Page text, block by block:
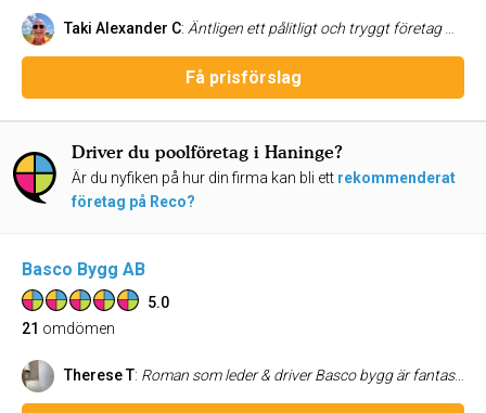
Taki Alexander C: Äntligen ett pålitligt och tryggt företag med kunnig projektledare som lyssnar och kommer med adekvata lösningar! Snickarna erfarna och jobbar snabbt med kvalitet! Mer än nöjd
Få prisförslag
Driver du poolföretag i Haninge?
Är du nyfiken på hur din firma kan bli ett rekommenderat
företag på Reco?
Basco Bygg AB
5.0
21 omdömen
Therese T: Roman som leder & driver Basco bygg är fantastisk! Han, tillsammans med hans killar renoverade alla rum (kök, hall, sovrum, vardagsrum & badrum, ink el, golv & tak) i min lägenhet under aug & sep 2022. Jag fick ett proffsigt & engagerat intryck redan från första mötet när vi gick igenom min projektplan. Roman kom hela tiden med egna kloka förslag & idéer parallellt med att renoveringen fortskred. Jag gjorde flera ändringar & ingenting var någonsin ett problem - allt går att lösa enligt Roman! Basco bygg är flexibla & pålitliga. När det uppstod problem eller missförstånd (vilket är oundvikligt i ett projekt på +4 veckor) så var Roman alltid lyhörd över hur jag som kund ville att det skulle lösas. Jag rekommenderar Basco bygg till alla som vill ha en kommunikativ, lyhörd & pålitlig byggfirma. Helt klart en makalöst bra upplevelse!